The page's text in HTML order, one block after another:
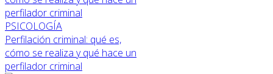
PSICOLOGÍA
Perfilación criminal: qué es,
cómo se realiza y qué hace un
perfilador criminal